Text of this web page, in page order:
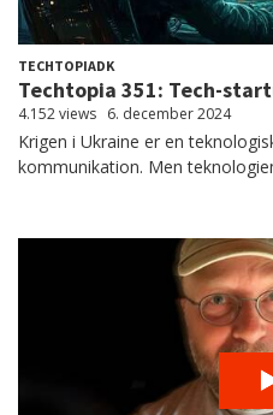
TECHTOPIADK
Techtopia 351: Tech-
4.152 views 6. december 2024
Krigen i Ukraine er en
kommunikation. Men